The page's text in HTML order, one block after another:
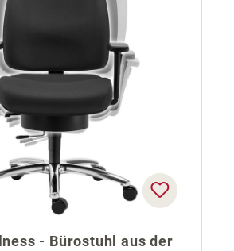
- Bürostuhl aus der